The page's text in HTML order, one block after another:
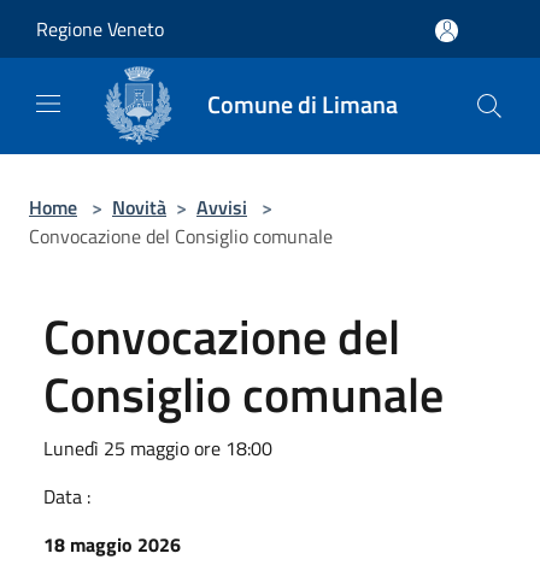
Regione Veneto
Comune di Limana
Home > Novità > Avvisi >
Convocazione del Consiglio comunale
Convocazione del
Consiglio comunale
Lunedì 25 maggio ore 18:00
Data :
18 maggio 2026